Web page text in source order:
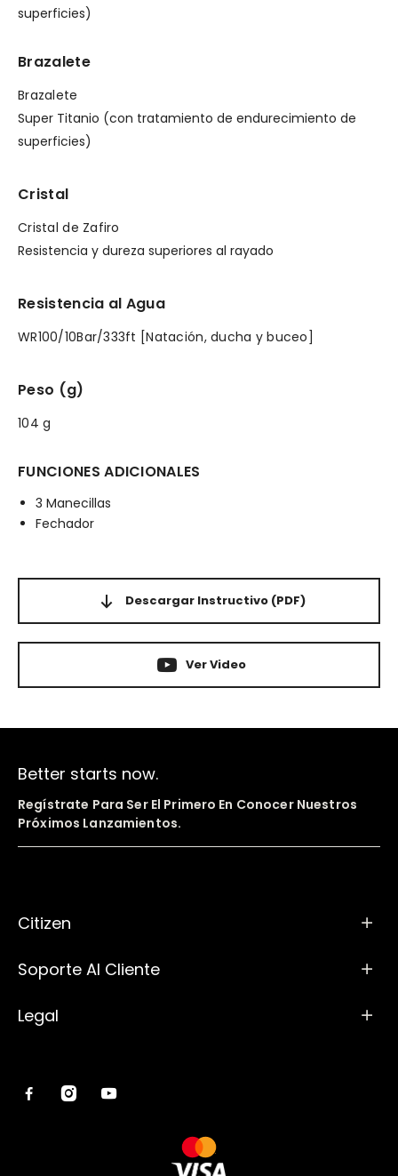
superficies)
Brazalete
Brazalete
Super Titanio (con tratamiento de endurecimiento de
superficies)
Cristal
Cristal de Zafiro
Resistencia y dureza superiores al rayado
Resistencia al Agua
WR100/10Bar/333ft [Natación, ducha y buceo]
Peso (g)
104 g
FUNCIONES ADICIONALES
3 Manecillas
Fechador
Descargar Instructivo (PDF)
Ver Video
Better starts now.
Regístrate Para Ser El Primero En Conocer Nuestros
Próximos Lanzamientos.
Citizen
Soporte Al Cliente
Legal